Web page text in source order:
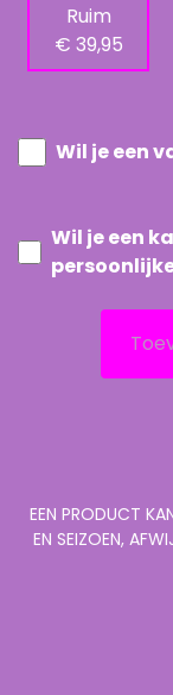
Ruim
€ 39,95
Wil je een
Wil je een
EEN PRODUCT
EN SEIZOEN,